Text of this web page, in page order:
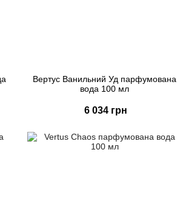
Вертус Ванильний Уд парфумована
вода 100 мл
6 034 грн
Швидке замовлення